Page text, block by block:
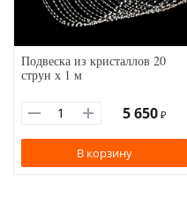
Подвеска из кристаллов 20
струн х 1 м
5 650 ₽
В корзину